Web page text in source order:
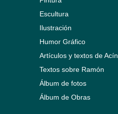
Escultura
Ilustración
Humor Gráfico
Artículos y textos de Acín
Textos sobre Ramón
Álbum de fotos
Álbum de Obras